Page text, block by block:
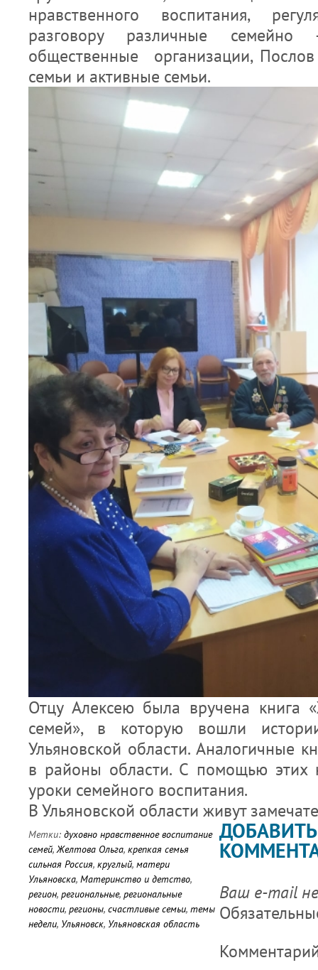
нравственного воспитания,
разговору различные семейно
общественные организации,
семьи и активные семьи.
Отцу Алексею была вручена книга
семей», в которую вошли
Ульяновской области. Аналогичные
в районы области. С помощью этих
уроки семейного воспитания.
В Ульяновской области живут
Метки: духовно нравственное воспитание
семей,Желтова Ольга, крепкая семья
сильная Россия, круглый, матери
Ульяновска, Материнство и детство,
регион, региональные, региональные
новости, регионы, счастливые семьи, темы
недели, Ульяновск, Ульяновская область
ДОБАВИТЬ
Ваш e-mail